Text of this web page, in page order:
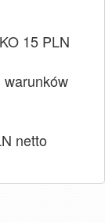
15 PLN
warunków
netto